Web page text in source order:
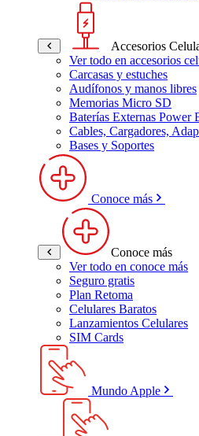
Accesorios
Ver todo en accesorios
Carcasas y estuches
Audífonos y manos libres
Memorias Micro SD
Baterías Externas Power
Cables, Cargadores,
Bases y Soportes
Conoce más
Conoce más
Ver todo en conoce más
Seguro gratis
Plan Retoma
Celulares Baratos
Lanzamientos Celulares
SIM Cards
Mundo Apple